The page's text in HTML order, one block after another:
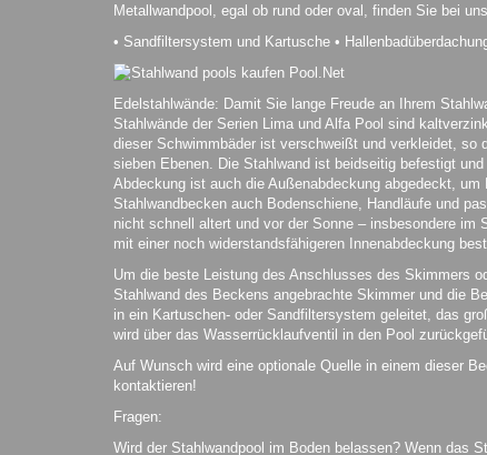
Metallwandpool, egal ob rund oder oval, finden Sie bei
• Sandfiltersystem und Kartusche •
Edelstahlwände: Damit Sie lange Freude an Ihrem
Stahlwände der Serien Lima und Alfa Pool sind
dieser Schwimmbäder ist verschweißt und verkleidet, so
sieben Ebenen. Die Stahlwand ist beidseitig befestigt
Abdeckung ist auch die Außenabdeckung abgedeckt,
Stahlwandbecken auch Bodenschiene, Handläufe und
nicht schnell altert und vor der Sonne – insbesondere
mit einer noch widerstandsfähigeren Innenabdeckung
Um die beste Leistung des Anschlusses des Skimmers
Stahlwand des Beckens angebrachte Skimmer und die
in ein Kartuschen- oder Sandfiltersystem geleitet, das
wird über das Wasserrücklaufventil in den Pool
Auf Wunsch wird eine optionale Quelle in einem dieser
kontaktieren!
Fragen:
Wird der Stahlwandpool im Boden belassen? Wenn das